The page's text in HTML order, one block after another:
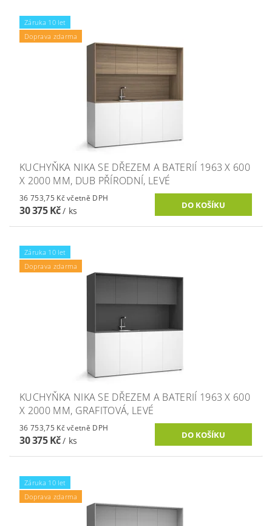
Záruka 10 let
Doprava zdarma
KUCHYŇKA NIKA SE DŘEZEM A BATERIÍ 1963 X 600
X 2000 MM, DUB PŘÍRODNÍ, LEVÉ
36 753,75 Kč včetně DPH
30 375 Kč/ ks
Záruka 10 let
Doprava zdarma
KUCHYŇKA NIKA SE DŘEZEM A BATERIÍ 1963 X 600
X 2000 MM, GRAFITOVÁ, LEVÉ
36 753,75 Kč včetně DPH
30 375 Kč/ ks
Záruka 10 let
Doprava zdarma